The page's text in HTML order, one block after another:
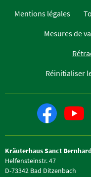
Mentions légales
Mesures de
Réinitialiser
Kräuterhaus Sanct
Helfensteinstr. 47
D-73342 Bad Ditzenbach